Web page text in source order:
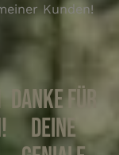
Kunden!
Danke für
deine